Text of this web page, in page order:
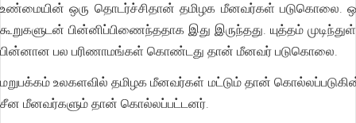
உண்மையின் ஒரு தொடர்ச்சிதான் தமிழக மீனவர்கள் படுகொலை.
கூறுகளுடன் பின்னிப்பிணைந்ததாக இது இருந்தது. யுத்தம்
பின்னான பல பரிணாமங்கள் கொண்டது தான் மீனவர் படுகொலை.
மறுபக்கம் உலகளவில் தமிழக மீனவர்கள் மட்டும் தான்
சீன மீனவர்களும் தான் கொல்லப்பட்டனர்.